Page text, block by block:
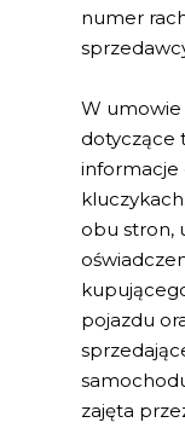
numer
W umowie
dotyczące
informacje
obu stron,
pojazdu
zajęta